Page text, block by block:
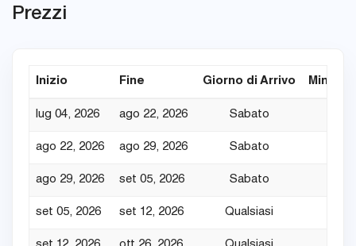
Prezzi
Inizio Fine Giorno di Arrivo Min.
lug 04, 2026 ago 22, 2026 Sabato
ago 22, 2026 ago 29, 2026 Sabato
ago 29, 2026 set 05, 2026 Sabato
set 05, 2026 set 12, 2026 Qualsiasi